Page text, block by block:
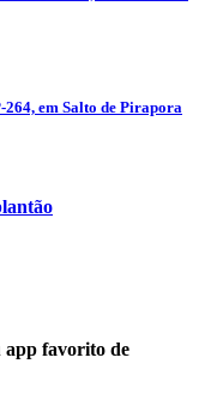
264, em Salto de Pirapora
app favorito de